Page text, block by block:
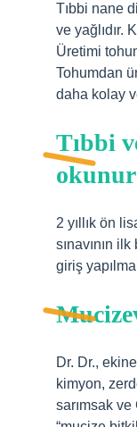
Tıbbi nane
ve yağlıdır.
Üretimi
Tohumdan
daha kolay
Tıbbi
2 yıllık ön
sınavının
giriş
Dr. Dr.,
kimyon,
sarımsak ve